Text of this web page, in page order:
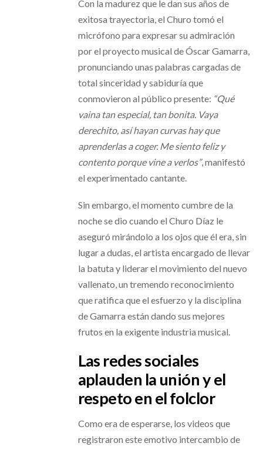
Con la madurez que le dan sus años de
exitosa trayectoria, el Churo tomó el
micrófono para expresar su admiración
por el proyecto musical de Óscar Gamarra,
pronunciando unas palabras cargadas de
total sinceridad y sabiduría que
conmovieron al público presente: “Qué
vaina tan especial, tan bonita. Vaya
derechito, así hayan curvas hay que
aprenderlas a coger. Me siento feliz y
contento porque vine a verlos”, manifestó
el experimentado cantante.
Sin embargo, el momento cumbre de la
noche se dio cuando el Churo Díaz le
aseguró mirándolo a los ojos que él era, sin
lugar a dudas, el artista encargado de llevar
la batuta y liderar el movimiento del nuevo
vallenato, un tremendo reconocimiento
que ratifica que el esfuerzo y la disciplina
de Gamarra están dando sus mejores
frutos en la exigente industria musical.
Las redes sociales
aplauden la unión y el
respeto en el folclor
Como era de esperarse, los videos que
registraron este emotivo intercambio de